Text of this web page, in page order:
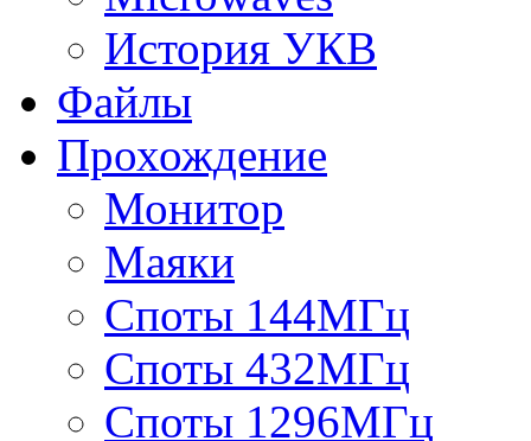
История УКВ
Файлы
Прохождение
Монитор
Маяки
Споты 144МГц
Споты 432МГц
Споты 1296МГц